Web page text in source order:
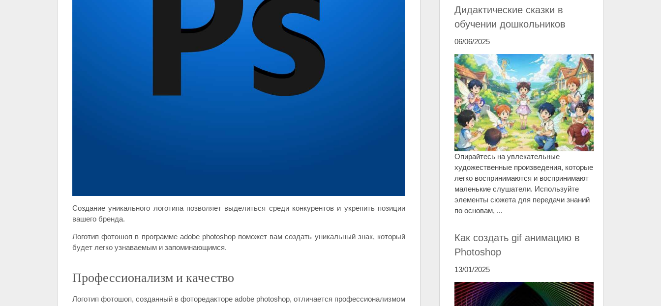
Создание уникального логотипа позволяет выделиться среди конкурентов и укрепить позиции
вашего бренда.
Логотип фотошоп в программе adobe photoshop поможет вам создать уникальный знак, который
будет легко узнаваемым и запоминающимся.
Профессионализм и качество
Логотип фотошоп, созданный в фоторедакторе adobe photoshop, отличается профессионализмом
Дидактические сказки в
обучении дошкольников
06/06/2025
Опирайтесь на увлекательные
художественные произведения, которые
легко воспринимаются и воспринимают
маленькие слушатели. Используйте
элементы сюжета для передачи знаний
по основам, ...
Как создать gif анимацию в
Photoshop
13/01/2025